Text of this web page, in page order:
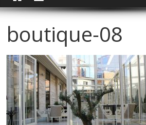
boutique-08